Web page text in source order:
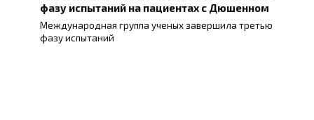
фазу испытаний на пациентах с Дюшенном
Международная группа ученых завершила третью
фазу испытаний